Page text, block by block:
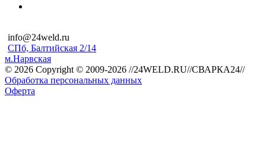
info@24weld.ru
СПб, Балтийская 2/14
м.Нарвская
© 2026 Copyright © 2009-2026 //24WELD.RU//СВАРКА24//
Обработка персональных данных
Оферта